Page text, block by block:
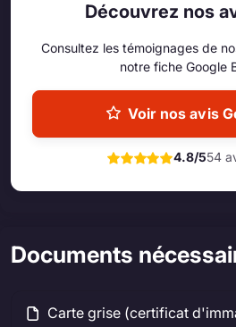
Découvrez nos
Consultez les témoignages de
notre fiche Google
Voir nos avis
4.8/554
Documents
Carte grise (certificat